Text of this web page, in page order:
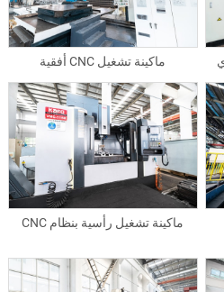
ماكينة تشغيل CNC أفقية
ماكينة تشغيل رأسية بنظام CNC